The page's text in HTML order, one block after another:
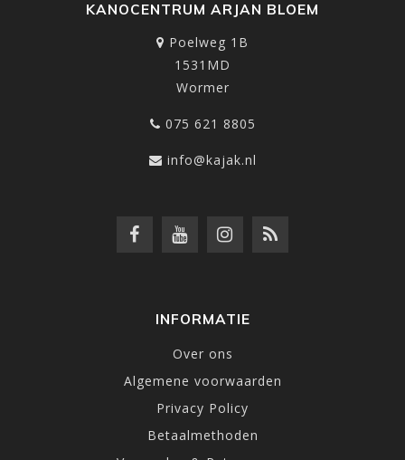
KANOCENTRUM ARJAN BLOEM
Poelweg 1B
1531MD
Wormer
075 621 8805
info@kajak.nl
INFORMATIE
Over ons
Algemene voorwaarden
Privacy Policy
Betaalmethoden